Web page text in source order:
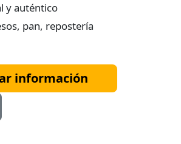
y auténtico
pan, repostería
información